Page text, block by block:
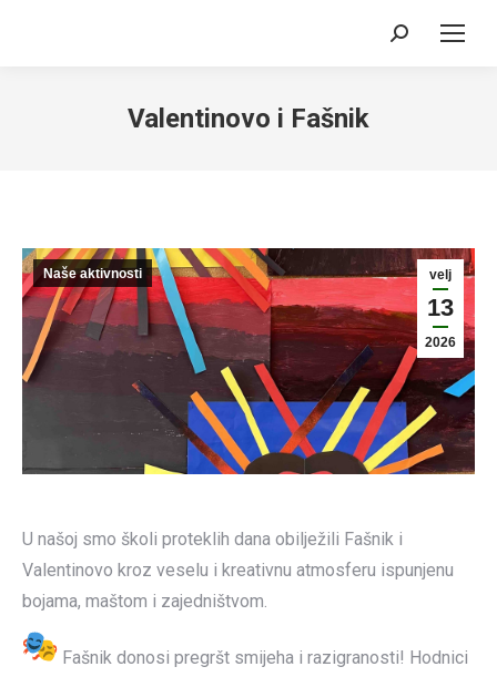
Search:
Valentinovo i Fašnik
velj
13
2026
Naše aktivnosti
U našoj smo školi proteklih dana obilježili Fašnik i
Valentinovo kroz veselu i kreativnu atmosferu ispunjenu
bojama, maštom i zajedništvom.
Fašnik donosi pregršt smijeha i razigranosti! Hodnici